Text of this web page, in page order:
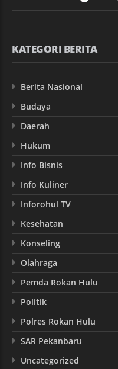
KATEGORI BERITA
Berita Nasional
Budaya
Daerah
Hukum
Info Bisnis
Info Kuliner
Inforohul TV
Kesehatan
Konseling
Olahraga
Pemda Rokan Hulu
Politik
Polres Rokan Hulu
SAR Pekanbaru
Uncategorized